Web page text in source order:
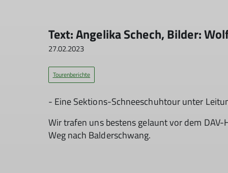
Text: Angelika Schech, Bilder:
27.02.2023
Tourenberichte
- Eine Sektions-Schneeschuhtour unter
Wir trafen uns bestens gelaunt vor dem
Weg nach Balderschwang.